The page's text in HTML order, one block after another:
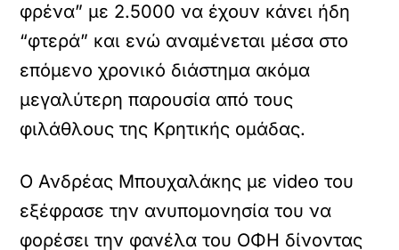
φρένα” με 2.5000 να έχουν κάνει ήδη
“φτερά” και ενώ αναμένεται μέσα στο
επόμενο χρονικό διάστημα ακόμα
μεγαλύτερη παρουσία από τους
φιλάθλους της Κρητικής ομάδας.
Ο Ανδρέας Μπουχαλάκης με video του
εξέφρασε την ανυπομονησία του να
φορέσει την φανέλα του ΟΦΗ δίνοντας